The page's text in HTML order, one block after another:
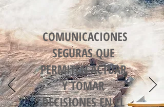
COMUNICACIONES
SEGURAS QUE
PERMITEN ACTUAR
Y TOMAR
DECISIONES EN EL